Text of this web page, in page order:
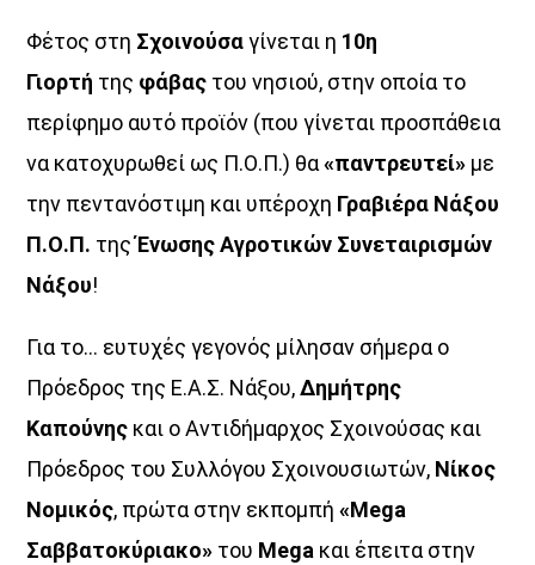
Κοιμάστε με άλλους, ξυπνάτε μαζί
μου
<div [...]
Discover More
UPCOMING SHOWS
Φέτος στη Σχοινούσαγίνεται η 10η
Γιορτή της φάβας του νησιού, στην οποία το
περίφημο αυτό προϊόν (που γίνεται προσπάθεια
να κατοχυρωθεί ως Π.Ο.Π.) θα«παντρευτεί» με
την πεντανόστιμη και υπέροχη Γραβιέρα Νάξου
Π.Ο.Π. τηςΈνωσης Αγροτικών Συνεταιρισμών
Νάξου!
Για το… ευτυχές γεγονός μίλησαν σήμερα ο
Πρόεδρος της Ε.Α.Σ. Νάξου,Δημήτρης
Καπούνης και ο Αντιδήμαρχος Σχοινούσας και
Πρόεδρος του Συλλόγου Σχοινουσιωτών, Νίκος
Νομικός, πρώτα στην εκπομπή«Mega
Σαββατοκύριακο» του Mega και έπειτα στην